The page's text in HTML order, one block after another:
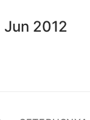
2012